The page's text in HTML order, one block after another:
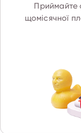
Приймайте
щомісячної